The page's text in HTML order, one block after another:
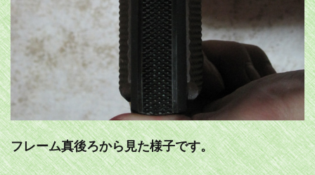
フレーム真後ろから見た様子です。